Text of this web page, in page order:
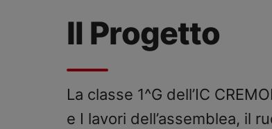
Il Progetto
La classe 1^G dell’IC
e I lavori dell’assemblea, il